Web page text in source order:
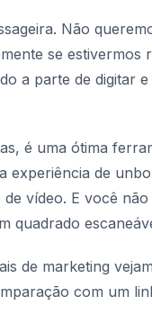
Não
se
a parte de digitar
é uma ótima
experiência de
vídeo. E você
quadrado
de marketing
com um